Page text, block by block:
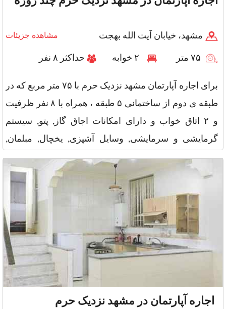
مشهد، خیابان آیت الله بهجت مشاهده جزیئات
حداکثر ۸ نفر
برای اجاره آپارتمان مشهد نزدیک حرم با ۷۵ متر مربع که در
طبقه ی دوم از ساختمانی ۵ طبقه ، همراه با ۸ نفر ظرفیت
و ۲ اتاق خواب و دارای امکانات اجاق گاز, پتو, سیستم
گرمایشی و سرمایشی, وسایل آشپزی, یخچال, مبلمان,
تلویزیون و س
اجاره آپارتمان در مشهد نزدیک حرم